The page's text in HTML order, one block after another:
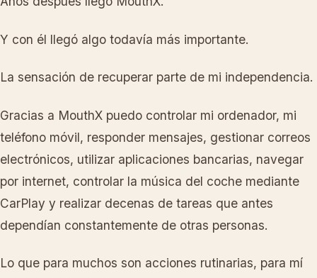
Y con él llegó algo todavía más importante.
La sensación de recuperar parte de mi independencia.
Gracias a MouthX puedo controlar mi ordenador, mi
teléfono móvil, responder mensajes, gestionar correos
electrónicos, utilizar aplicaciones bancarias, navegar
por internet, controlar la música del coche mediante
CarPlay y realizar decenas de tareas que antes
dependían constantemente de otras personas.
Lo que para muchos son acciones rutinarias, para mí